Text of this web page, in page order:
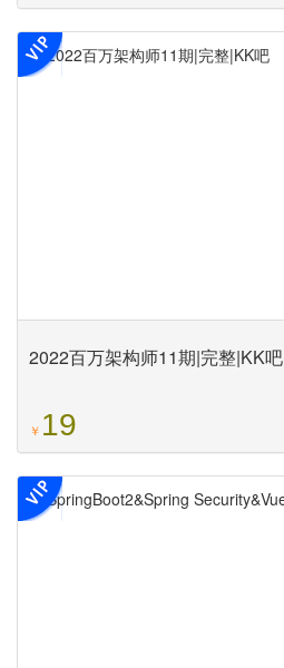
2022百万架构师11期|完整|KK吧
￥ 19